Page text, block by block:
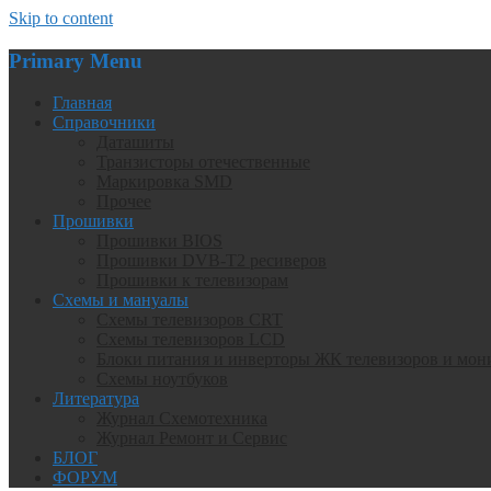
Skip to content
Primary Menu
Главная
Справочники
Прошивки
Схемы и мануалы
Литература
БЛОГ
ФОРУМ